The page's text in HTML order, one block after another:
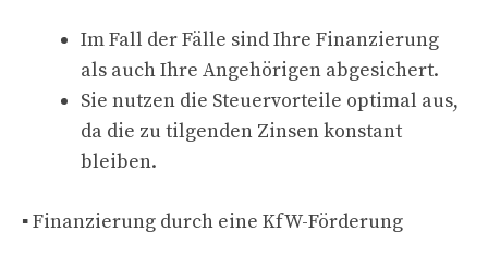
Im Fall der Fälle sind Ihre Finanzierung
als auch Ihre Angehörigen abgesichert.
Sie nutzen die Steuervorteile optimal aus,
da die zu tilgenden Zinsen konstant
bleiben.
▪ Finanzierung durch eine KfW-Förderung